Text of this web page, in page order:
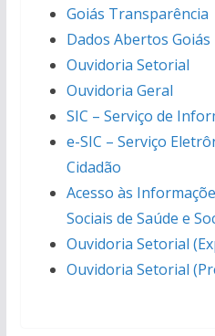
Goiás Transparência
Dados Abertos Goiás
Ouvidoria Setorial
Ouvidoria Geral
SIC – Serviço de
e-SIC – Serviço
Cidadão
Acesso às
Sociais de Saúde e
Ouvidoria Setorial
Ouvidoria Setorial